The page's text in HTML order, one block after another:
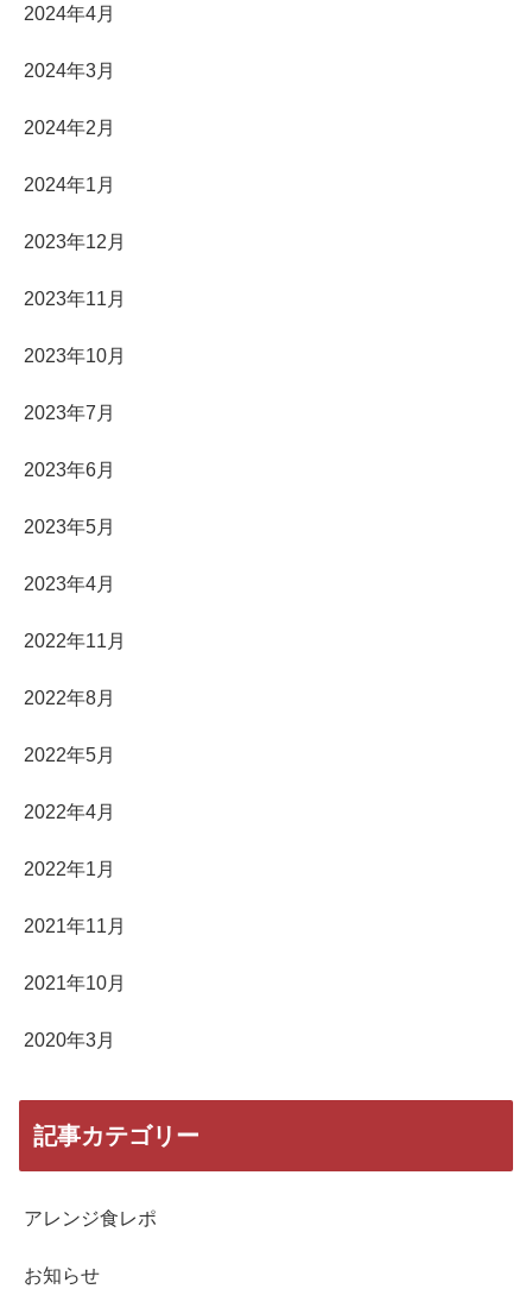
2024年4月
2024年3月
2024年2月
2024年1月
2023年12月
2023年11月
2023年10月
2023年7月
2023年6月
2023年5月
2023年4月
2022年11月
2022年8月
2022年5月
2022年4月
2022年1月
2021年11月
2021年10月
2020年3月
記事カテゴリー
アレンジ食レポ
お知らせ